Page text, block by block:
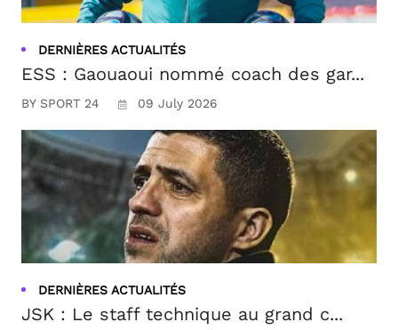
DERNIÈRES ACTUALITÉS
ESS : Gaouaoui nommé coach des gar...
BY SPORT 24 09 July 2026
DERNIÈRES ACTUALITÉS
JSK : Le staff technique au grand c...